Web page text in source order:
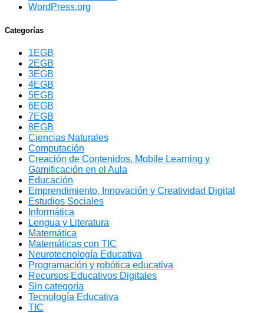
WordPress.org
Categorías
1EGB
2EGB
3EGB
4EGB
5EGB
6EGB
7EGB
8EGB
Ciencias Naturales
Computación
Creación de Contenidos, Mobile Learning y
Gamificación en el Aula
Educación
Emprendimiento, Innovación y Creatividad Digital
Estudios Sociales
Informática
Lengua y Literatura
Matemática
Matemáticas con TIC
Neurotecnología Educativa
Programación y robótica educativa
Recursos Educativos Digitales
Sin categoría
Tecnología Educativa
TIC